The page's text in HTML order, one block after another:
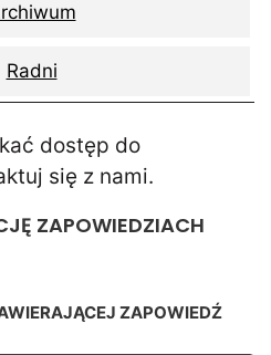
Radni
dostęp do
się z nami.
ZAPOWIEDZIACH
ZAPOWIEDŹ